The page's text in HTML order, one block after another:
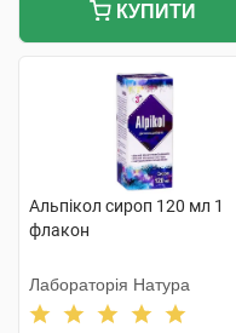
КУПИТИ
Альпікол сироп 120 мл 1
флакон
Лабораторія Натура